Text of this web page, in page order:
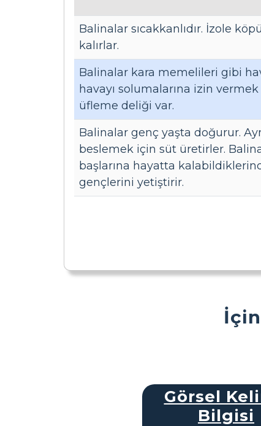
Balinalar sıcakkanlıdır. İzole
kalırlar.
Balinalar kara memelileri gibi
havayı solumalarına izin
üfleme deliği var.
Balinalar genç yaşta doğurur.
beslemek için süt üretirler.
başlarına hayatta
gençlerini yetiştirir.
Görsel
Bilgisi